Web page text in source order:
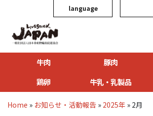
language
牛肉 豚肉
鶏卵
牛乳・乳製品
Home » お知らせ・活動報告 » 2025年 » 2月